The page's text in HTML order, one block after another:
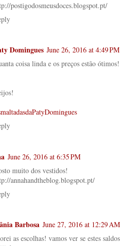
postigodosmeusdoces.blogspot.pt/
Domingues June 26, 2016 at 4:49 PM
coisa linda e os preços estão ótimos!
June 26, 2016 at 6:35 PM
muito dos vestidos!
annahandtheblog.blogspot.pt/
Barbosa June 27, 2016 at 12:29 AM
as escolhas! vamos ver se estes